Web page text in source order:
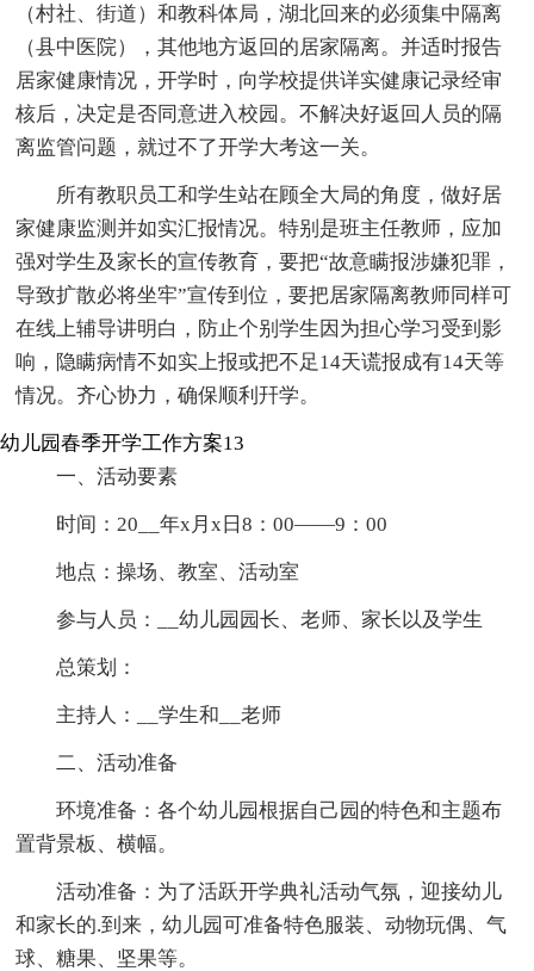
（村社、街道）和教科体局，湖北回来的必须集中隔离
（县中医院），其他地方返回的居家隔离。并适时报告
居家健康情况，开学时，向学校提供详实健康记录经审
核后，决定是否同意进入校园。不解决好返回人员的隔
离监管问题，就过不了开学大考这一关。
所有教职员工和学生站在顾全大局的角度，做好居
家健康监测并如实汇报情况。特别是班主任教师，应加
强对学生及家长的宣传教育，要把“故意瞒报涉嫌犯罪，
导致扩散必将坐牢”宣传到位，要把居家隔离教师同样可
在线上辅导讲明白，防止个别学生因为担心学习受到影
响，隐瞒病情不如实上报或把不足14天谎报成有14天等
情况。齐心协力，确保顺利幵学。
幼儿园春季开学工作方案13
一、活动要素
时间：20__年x月x日8：00——9：00
地点：操场、教室、活动室
参与人员：__幼儿园园长、老师、家长以及学生
总策划：
主持人：__学生和__老师
二、活动准备
环境准备：各个幼儿园根据自己园的特色和主题布
置背景板、横幅。
活动准备：为了活跃开学典礼活动气氛，迎接幼儿
和家长的.到来，幼儿园可准备特色服装、动物玩偶、气
球、糖果、坚果等。